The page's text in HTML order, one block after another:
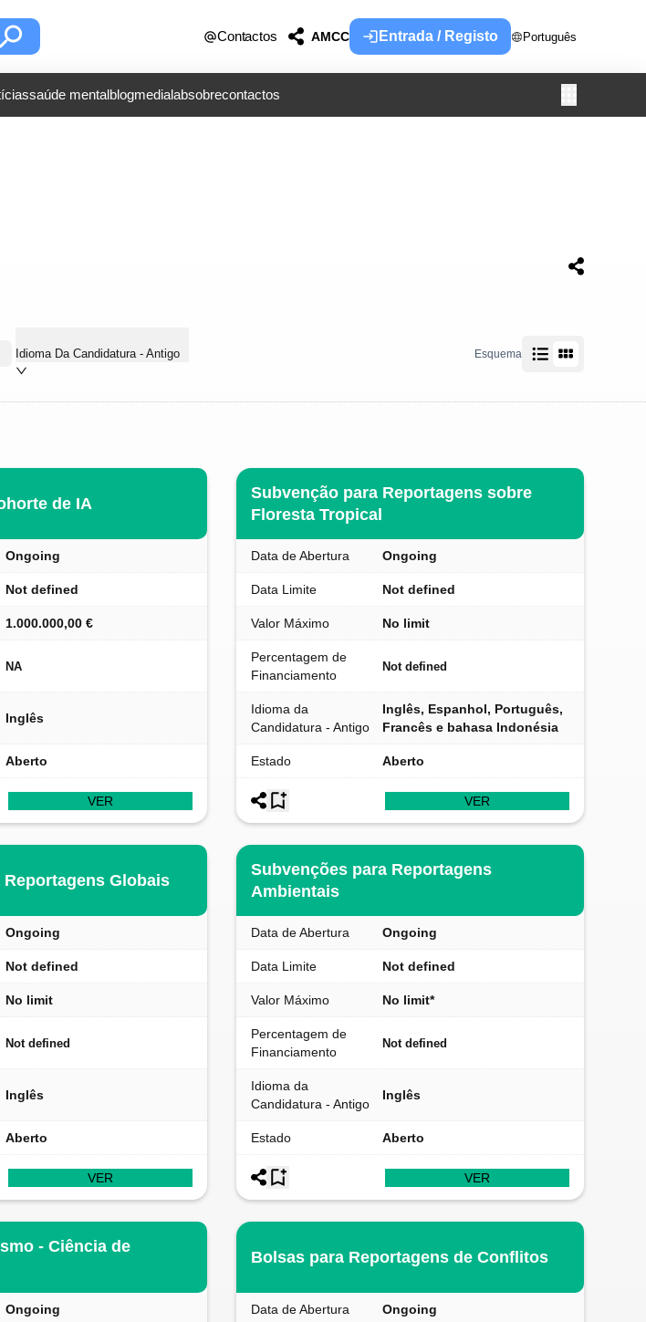
Contactos AMCC Entrada / Registo Português
saúde mentalblogmedialabsobrecontactos
Idioma Da Candidatura - Antigo Esquema
de IA
Ongoing
Not defined
1.000.000,00 €
NA
Inglês
Aberto
VER
Subvenção para Reportagens sobre
Floresta Tropical
Data de Abertura Ongoing
Data Limite Not defined
Valor Máximo No limit
Percentagem de
Financiamento
Not defined
Idioma da
Candidatura - Antigo
Inglês, Espanhol, Português,
Francês e bahasa Indonésia
Estado Aberto
VER
Globais
Ongoing
Not defined
No limit
Not defined
Inglês
Aberto
VER
Subvenções para Reportagens
Ambientais
Data de Abertura Ongoing
Data Limite Not defined
Valor Máximo No limit*
Percentagem de
Financiamento
Not defined
Idioma da
Candidatura - Antigo
Inglês
Estado Aberto
VER
- Ciência de
Ongoing
Bolsas para Reportagens de Conflitos
Data de Abertura Ongoing